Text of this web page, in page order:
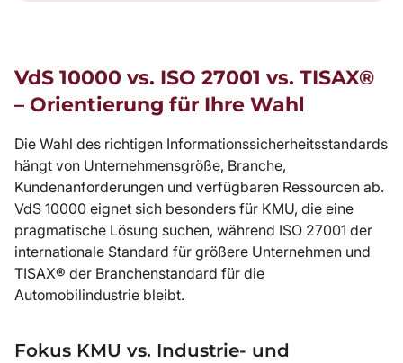
VdS 10000 vs. ISO 27001 vs. TISAX®
– Orientierung für Ihre Wahl
Die Wahl des richtigen Informationssicherheitsstandards
hängt von Unternehmensgröße, Branche,
Kundenanforderungen und verfügbaren Ressourcen ab.
VdS 10000 eignet sich besonders für KMU, die eine
pragmatische Lösung suchen, während ISO 27001 der
internationale Standard für größere Unternehmen und
TISAX® der Branchenstandard für die
Automobilindustrie bleibt.
Fokus KMU vs. Industrie- und